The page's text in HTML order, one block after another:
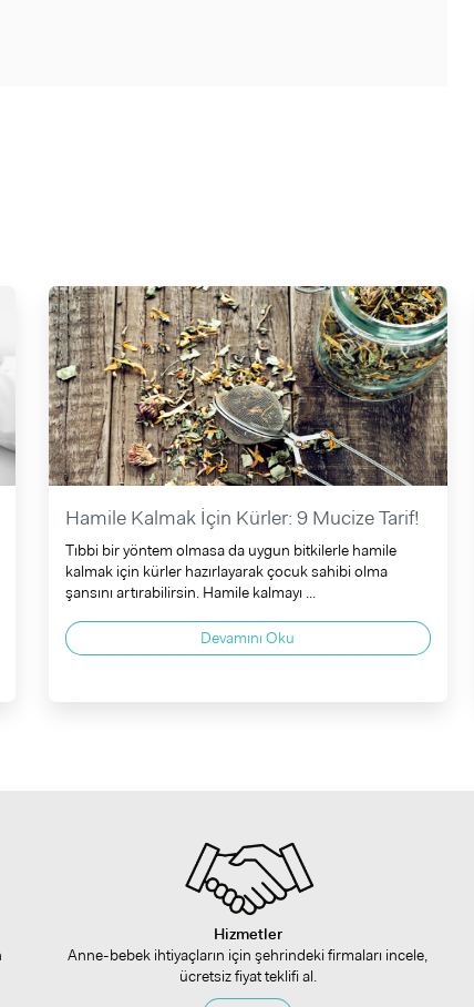
Hamile Kalmak İçin Kürler: 9 Mucize Tarif!
Tıbbi bir yöntem olmasa da uygun bitkilerle hamile
kalmak için kürler hazırlayarak çocuk sahibi olma
şansını artırabilirsin. Hamile kalmayı ...
Devamını Oku
Hizmetler
Anne-bebek ihtiyaçların için şehrindeki firmaları incele,
ücretsiz fiyat teklifi al.